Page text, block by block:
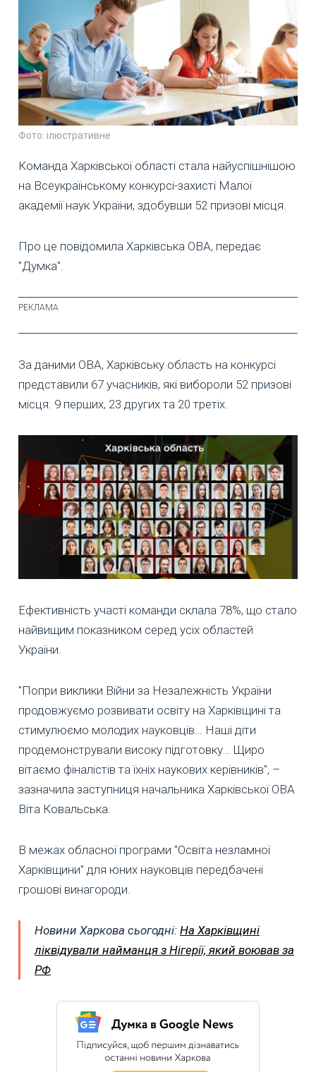
Фото: ілюстративне
Команда Харківської області стала найуспішнішою
на Всеукраїнському конкурсі-захисті Малої
академії наук України, здобувши 52 призові місця.
Про це повідомила Харківська ОВА, передає
"Думка".
За даними ОВА, Харківську область на конкурсі
представили 67 учасників, які вибороли 52 призові
місця: 9 перших, 23 других та 20 третіх.
Ефективність участі команди склала 78%, що стало
найвищим показником серед усіх областей
України.
"Попри виклики Війни за Незалежність України
продовжуємо розвивати освіту на Харківщині та
стимулюємо молодих науковців… Наші діти
продемонстрували високу підготовку… Щиро
вітаємо фіналістів та їхніх наукових керівників", –
зазначила заступниця начальника Харківської ОВА
Віта Ковальська.
В межах обласної програми "Освіта незламної
Харківщини" для юних науковців передбачені
грошові винагороди.
Новини Харкова сьогодні: На Харківщині
ліквідували найманця з Нігерії, який воював за
РФ